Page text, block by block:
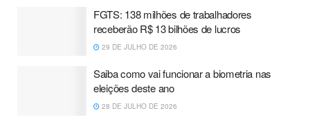
FGTS: 138 milhões de trabalhadores
receberão R$ 13 bilhões de lucros
29 DE JULHO DE 2026
Saiba como vai funcionar a biometria nas
eleições deste ano
28 DE JULHO DE 2026